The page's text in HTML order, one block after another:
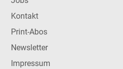
Kontakt
Print-Abos
Newsletter
Impressum